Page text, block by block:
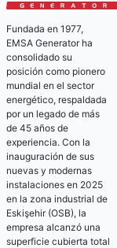
Fundada en 1977,
EMSA Generator ha
consolidado su
posición como pionero
mundial en el sector
energético, respaldada
por un legado de más
de 45 años de
experiencia. Con la
inauguración de sus
nuevas y modernas
instalaciones en 2025
en la zona industrial de
Eskişehir (OSB), la
empresa alcanzó una
superficie cubierta total